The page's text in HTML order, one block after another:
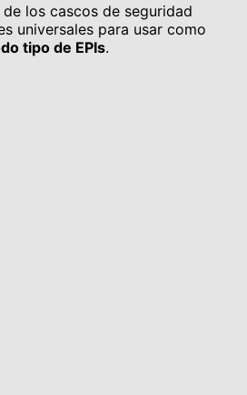
los cascos de seguridad
universales para usar como
tipo de EPIs.